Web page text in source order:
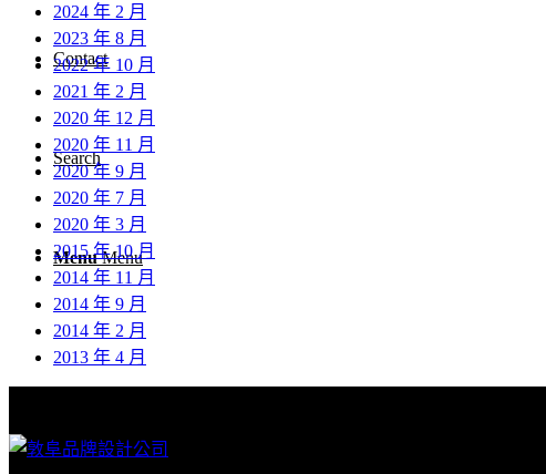
Contact
Search
Menu Menu
2024 年 2 月
2023 年 8 月
2022 年 10 月
2021 年 2 月
2020 年 12 月
2020 年 11 月
2020 年 9 月
2020 年 7 月
2020 年 3 月
2015 年 10 月
2014 年 11 月
2014 年 9 月
2014 年 2 月
2013 年 4 月